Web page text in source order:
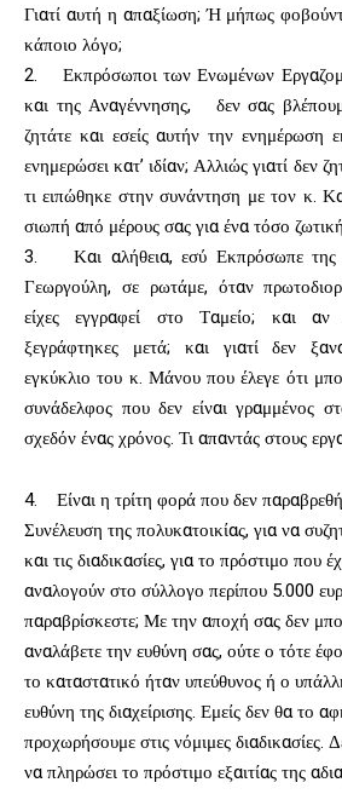
Γιατί αυτή η απαξίωση; Ή μήπως
κάποιο λόγο;
2. Εκπρόσωποι των Ενωμένων
και της Αναγέννησης, δεν σας
ζητάτε και εσείς αυτήν την ενημέρωση
ενημερώσει κατ’ ιδίαν; Αλλιώς γιατί δεν
τι ειπώθηκε στην συνάντηση με τον κ.
σιωπή από μέρους σας για ένα τόσο
3. Και αλήθεια, εσύ Εκπρόσωπε της
Γεωργούλη, σε ρωτάμε, όταν
είχες εγγραφεί στο Ταμείο; και αν
ξεγράφτηκες μετά; και γιατί δεν
εγκύκλιο του κ. Μάνου που έλεγε ότι
συνάδελφος που δεν είναι γραμμένος
σχεδόν ένας χρόνος. Τι απαντάς στους
4. Είναι η τρίτη φορά που δεν
Συνέλευση της πολυκατοικίας, για να
και τις διαδικασίες, για το πρόστιμο που
αναλογούν στο σύλλογο περίπου 5.000
παραβρίσκεστε; Με την αποχή σας δεν
αναλάβετε την ευθύνη σας, ούτε ο τότε
το καταστατικό ήταν υπεύθυνος ή ο
ευθύνη της διαχείρισης. Εμείς δεν θα το
προχωρήσουμε στις νόμιμες διαδικασίες.
να πληρώσει το πρόστιμο εξαιτίας της